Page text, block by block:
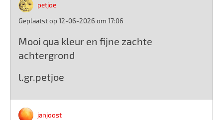
petjoe
Geplaatst op 12-06-2026 om 17:06
Mooi qua kleur en fijne zachte
achtergrond
l.gr.petjoe
janjoost